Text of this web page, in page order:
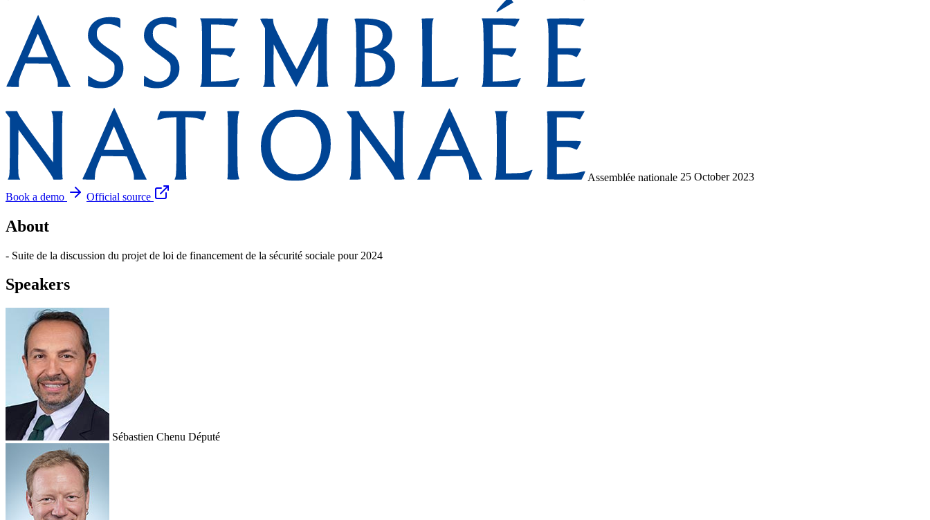
Assemblée nationale 25 October 2023
Book a demo
Official source
About
- Suite de la discussion du projet de loi de financement de la sécurité sociale pour 2024
Speakers
Sébastien Chenu Député